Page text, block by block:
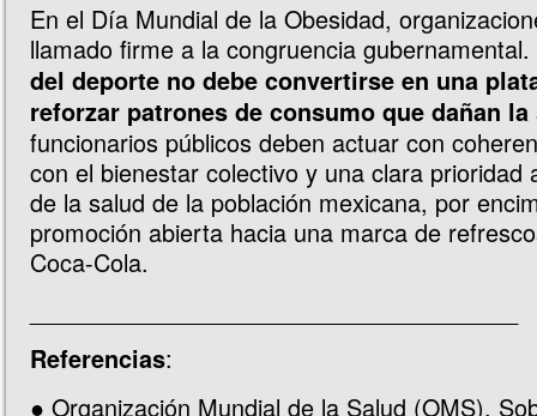
En el Día Mundial de la Obesidad,
llamado firme a la congruencia gubernamental.
del deporte no debe convertirse en una
reforzar patrones de consumo que dañan la
funcionarios públicos deben actuar con
con el bienestar colectivo y una clara prioridad
de la salud de la población mexicana, por
promoción abierta hacia una marca de
Coca-Cola.
Referencias:
● Organización Mundial de la Salud (OMS).